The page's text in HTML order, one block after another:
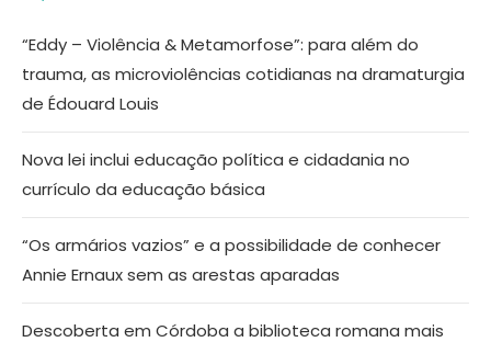
“Eddy – Violência & Metamorfose”: para além do
trauma, as microviolências cotidianas na dramaturgia
de Édouard Louis
Nova lei inclui educação política e cidadania no
currículo da educação básica
“Os armários vazios” e a possibilidade de conhecer
Annie Ernaux sem as arestas aparadas
Descoberta em Córdoba a biblioteca romana mais